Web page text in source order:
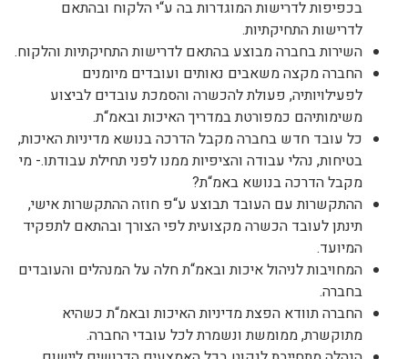
בכפיפות לדרישות המוגדרות בה ע“י הלקוח ובהתאם
לדרישות התחיקתיות.
השירות בחברה מבוצע בהתאם לדרישות התחיקתיות והלקוח.
החברה מקצה משאבים נאותים ועובדים מיומנים
לפעילויותיה, פעולת להכשרה והסמכת עובדים לביצוע
משימותיהם כמפורטת במדריך האיכות ובאמ“ת.
כל עובד חדש בחברה מקבל הדרכה בנושא מדיניות האיכות,
בטיחות, נהלי עבודה והציפיות ממנו לפני תחילת עבודתו.- מי
מקבל הדרכה בנושא באמ“ת?
ההתקשרות עם העובד תבוצע ע“פ חוזה ההתקשרות אישי,
תינתן לעובד הכשרה מקצועית לפי הצורך ובהתאם לתפקיד
המיועד.
המחויבות לניהול איכות ובאמ“ת חלה על המנהלים והעובדים
בחברה.
החברה תוודא הפצת מדיניות האיכות ובאמ“ת כשהיא
מתוקשרת,ממומשת ונשמרת לכל עובדי החברה.